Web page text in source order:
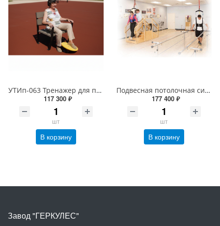
УТИп-063 Тренажер для пожилых Диск для голеностопа
117 300 ₽
шт
В корзину
Подвесная потолочная система
177 400 ₽
шт
В корзину
Завод "ГЕРКУЛЕС"